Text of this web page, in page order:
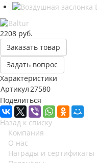
2208 руб.
Заказать товар
Задать вопрос
Характеристики
Артикул 27580
Поделиться
Назад к списку
Компания
О нас
Награды и сертификаты